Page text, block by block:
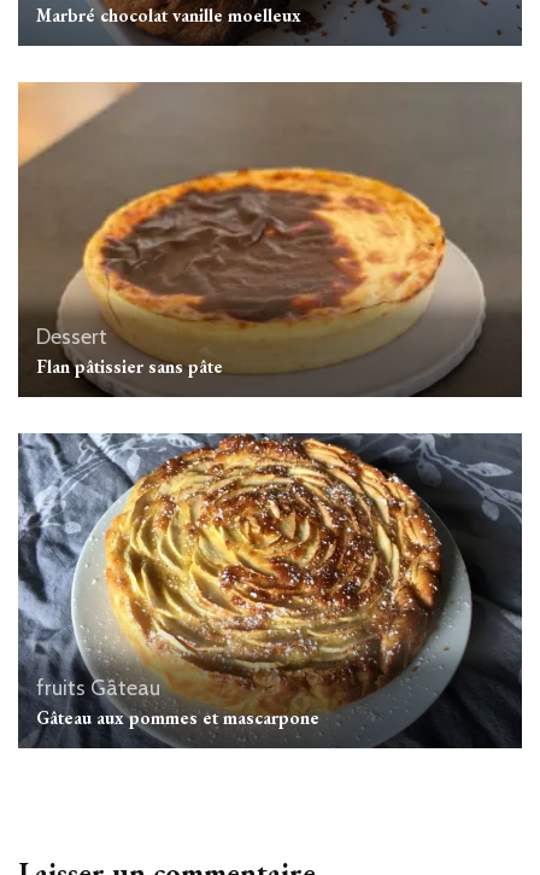
Marbré chocolat vanille moelleux
Dessert
Flan pâtissier sans pâte
fruits Gâteau
Gâteau aux pommes et mascarpone